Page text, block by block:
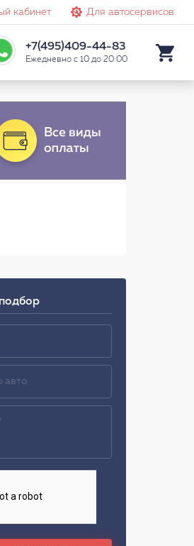
кабинет Для автосервисов
+7(495)409-44-83
Ежедневно с 10 до 20:00